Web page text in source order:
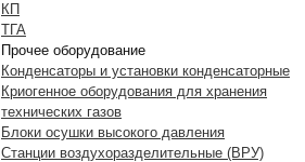
КП
ТГА
Прочее оборудование
Конденсаторы и установки конденсаторные
Криогенное оборудования для хранения
технических газов
Блоки осушки высокого давления
Станции воздухоразделительные (ВРУ)